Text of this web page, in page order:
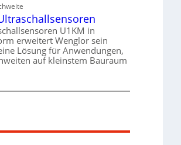
U1KM in
erweitert Wenglor sein
Lösung für Anwendungen,
auf kleinstem Bauraum